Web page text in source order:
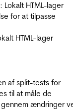
: Lokalt HTML-lager
for at tilpasse
HTML-lager
af split-tests for
til at måle de
ændringer